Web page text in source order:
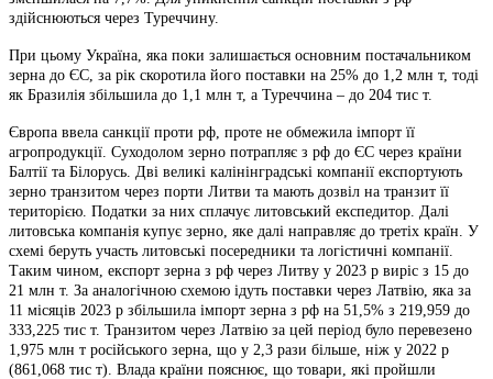
здійснюються через Туреччину.
При цьому Україна, яка поки залишається основним постачальником
зерна до ЄС, за рік скоротила його поставки на 25% до 1,2 млн т, тоді
як Бразилія збільшила до 1,1 млн т, а Туреччина – до 204 тис т.
Європа ввела санкції проти рф, проте не обмежила імпорт її
агропродукції. Суходолом зерно потрапляє з рф до ЄС через країни
Балтії та Білорусь. Дві великі калінінградські компанії експортують
зерно транзитом через порти Литви та мають дозвіл на транзит її
територією. Податки за них сплачує литовський експедитор. Далі
литовська компанія купує зерно, яке далі направляє до третіх країн. У
схемі беруть участь литовські посередники та логістичні компанії.
Таким чином, експорт зерна з рф через Литву у 2023 р виріс з 15 до
21 млн т. За аналогічною схемою ідуть поставки через Латвію, яка за
11 місяців 2023 р збільшила імпорт зерна з рф на 51,5% з 219,959 до
333,225 тис т. Транзитом через Латвію за цей період було перевезено
1,975 млн т російського зерна, що у 2,3 рази більше, ніж у 2022 р
(861,068 тис т). Влада країни пояснює, що товари, які пройшли